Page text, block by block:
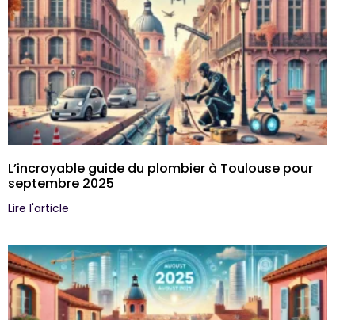
L’incroyable guide du plombier à Toulouse pour
septembre 2025
Lire l'article